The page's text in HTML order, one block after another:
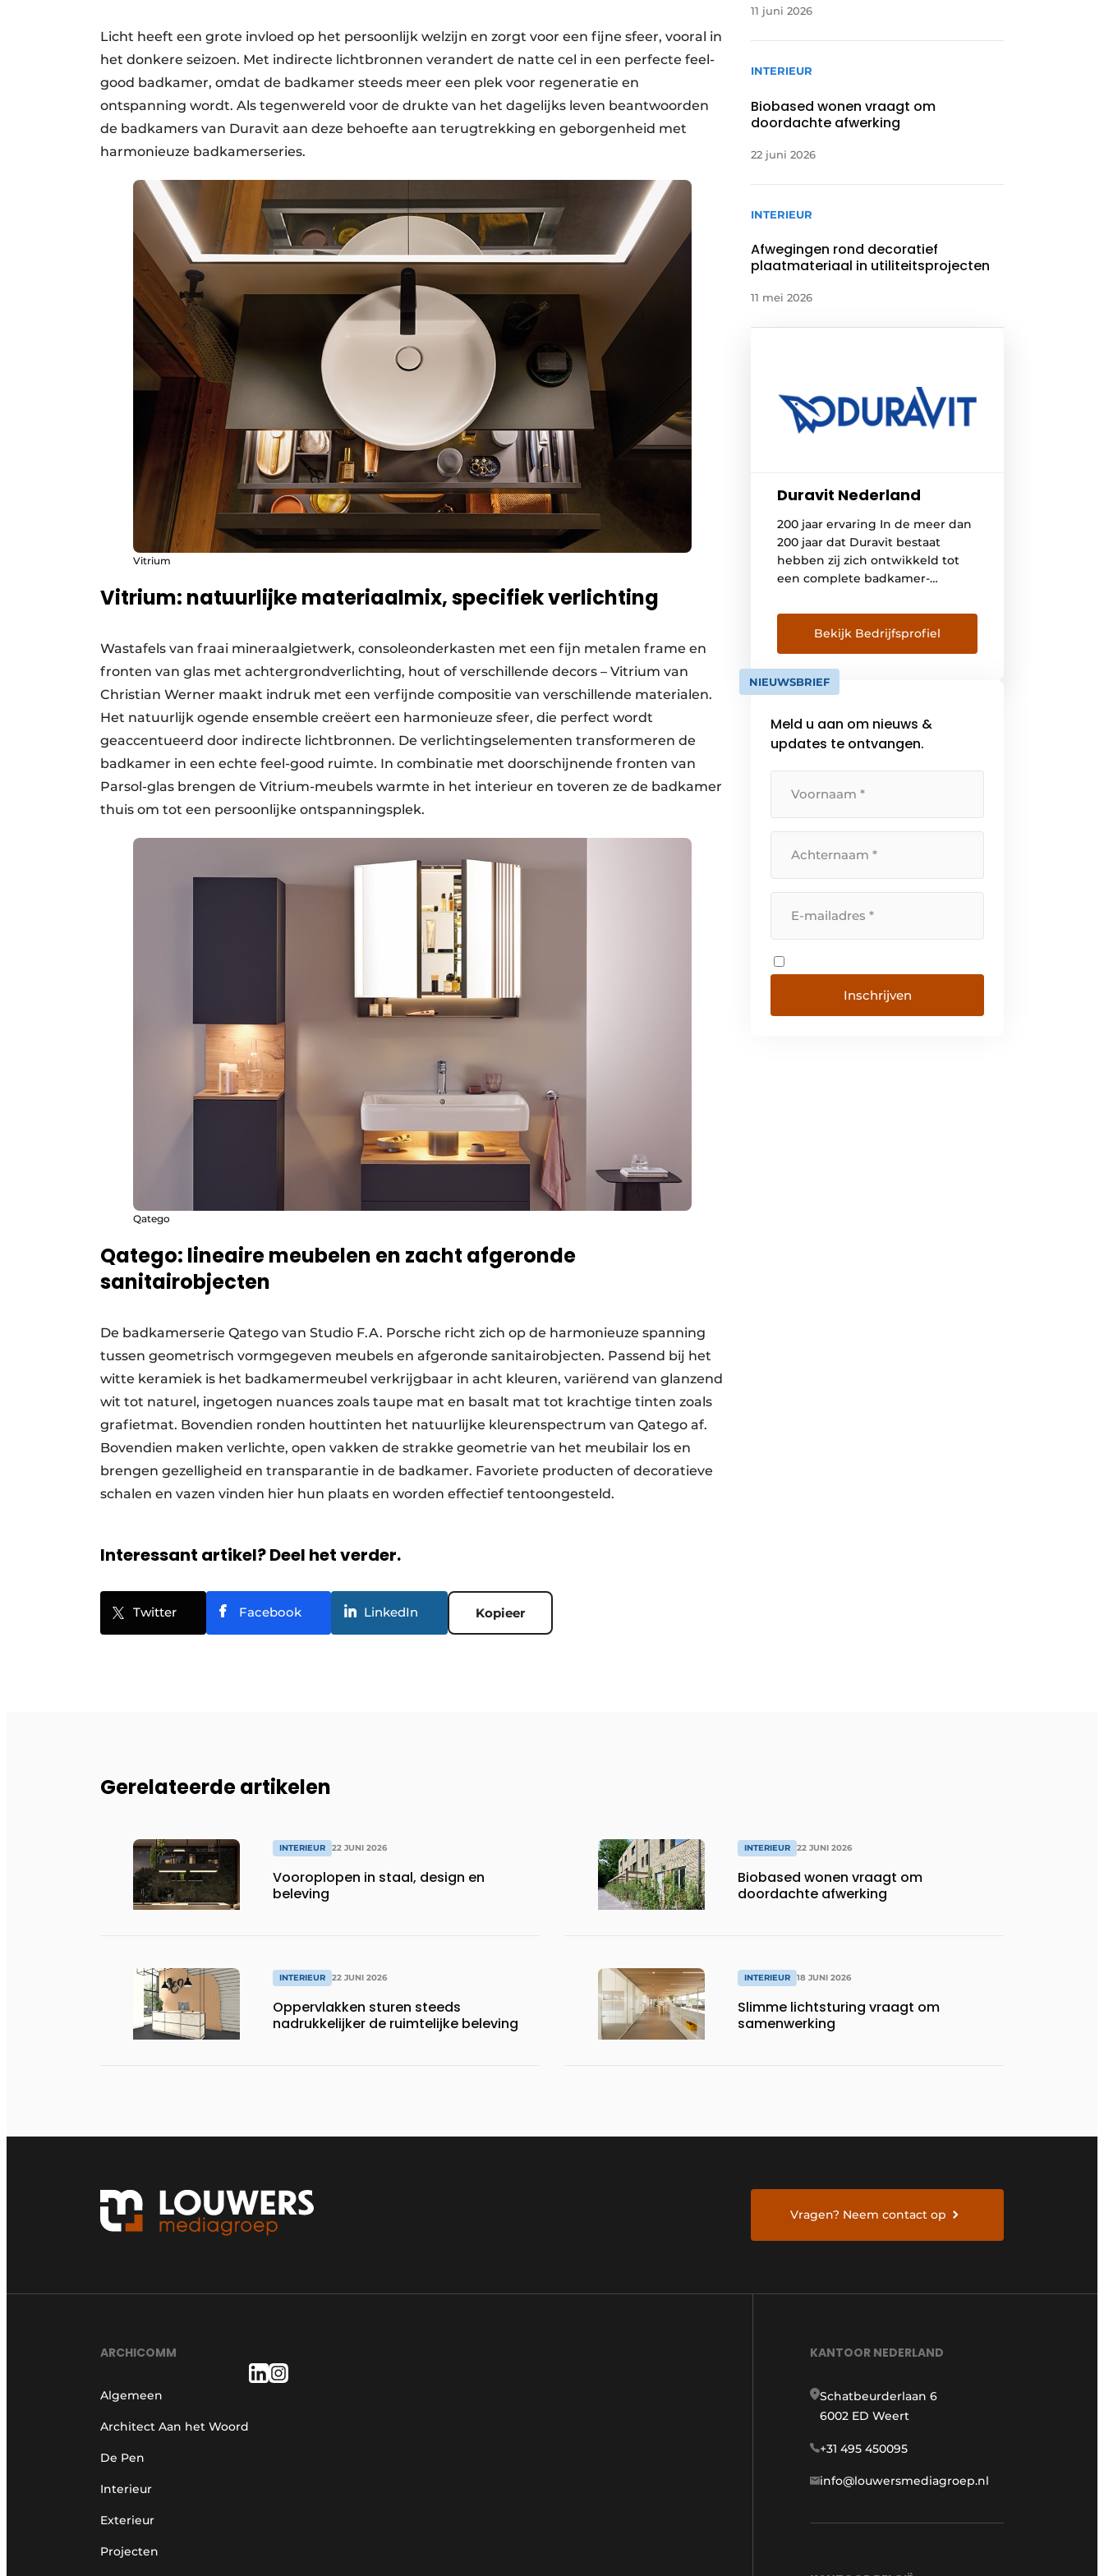
Licht heeft een grote invloed op het persoonlijk welzijn en zorgt voor een fijne sfeer, vooral in
het donkere seizoen. Met indirecte lichtbronnen verandert de natte cel in een perfecte feel-
good badkamer, omdat de badkamer steeds meer een plek voor regeneratie en
ontspanning wordt. Als tegenwereld voor de drukte van het dagelijks leven beantwoorden
de badkamers van Duravit aan deze behoefte aan terugtrekking en geborgenheid met
harmonieuze badkamerseries.
Vitrium
Vitrium: natuurlijke materiaalmix, specifiek verlichting
Wastafels van fraai mineraalgietwerk, consoleonderkasten met een fijn metalen frame en
fronten van glas met achtergrondverlichting, hout of verschillende decors – Vitrium van
Christian Werner maakt indruk met een verfijnde compositie van verschillende materialen.
Het natuurlijk ogende ensemble creëert een harmonieuze sfeer, die perfect wordt
geaccentueerd door indirecte lichtbronnen. De verlichtingselementen transformeren de
badkamer in een echte feel-good ruimte. In combinatie met doorschijnende fronten van
Parsol-glas brengen de Vitrium-meubels warmte in het interieur en toveren ze de badkamer
thuis om tot een persoonlijke ontspanningsplek.
Qatego
Qatego: lineaire meubelen en zacht afgeronde
sanitairobjecten
De badkamerserie Qatego van Studio F.A. Porsche richt zich op de harmonieuze spanning
tussen geometrisch vormgegeven meubels en afgeronde sanitairobjecten. Passend bij het
witte keramiek is het badkamermeubel verkrijgbaar in acht kleuren, variërend van glanzend
wit tot naturel, ingetogen nuances zoals taupe mat en basalt mat tot krachtige tinten zoals
grafietmat. Bovendien ronden houttinten het natuurlijke kleurenspectrum van Qatego af.
Bovendien maken verlichte, open vakken de strakke geometrie van het meubilair los en
brengen gezelligheid en transparantie in de badkamer. Favoriete producten of decoratieve
schalen en vazen ​​vinden hier hun plaats en worden effectief tentoongesteld.
Interessant artikel? Deel het verder.
Twitter Facebook LinkedIn Kopieer
11 juni 2026
INTERIEUR
Biobased wonen vraagt om
doordachte afwerking
22 juni 2026
INTERIEUR
Afwegingen rond decoratief
plaatmateriaal in utiliteitsprojecten
11 mei 2026
Duravit Nederland
200 jaar ervaring In de meer dan
200 jaar dat Duravit bestaat
hebben zij zich ontwikkeld tot
een complete badkamer-
hecht aan kwaliteit, design en
technologie. Door het
productieproces in eigen hand
te houden kan een stabiele
kwaliteit gewaarborgd blijven.
de jaren tachtig werkt Duravit
samen met […]
Bekijk Bedrijfsprofiel
NIEUWSBRIEF
Meld u aan om nieuws &
updates te ontvangen.
Inschrijven
Gerelateerde artikelen
INTERIEUR 22 JUNI 2026
Vooroplopen in staal, design en
beleving
INTERIEUR 22 JUNI 2026
Oppervlakken sturen steeds
nadrukkelijker de ruimtelijke beleving
INTERIEUR 22 JUNI 2026
Biobased wonen vraagt om
doordachte afwerking
INTERIEUR 18 JUNI 2026
Slimme lichtsturing vraagt om
samenwerking
Vragen? Neem contact op
ARCHICOMM
Algemeen
Architect Aan het Woord
De Pen
Interieur
Exterieur
Projecten
KANTOOR NEDERLAND
Schatbeurderlaan 6
6002 ED Weert
+31 495 450095
info@louwersmediagroep.nl